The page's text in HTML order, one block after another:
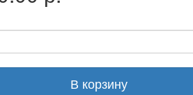
В корзину